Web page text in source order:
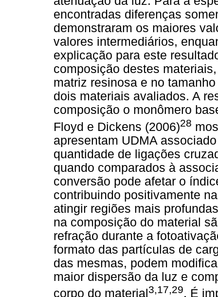
encontradas diferenças
demonstraram os maiores
valores intermediários,
explicação para este
composição destes
matriz resinosa e no
dois materiais avaliados. A
composição o monômero
Floyd e Dickens (2006)28
apresentam UDMA
quantidade de ligações
quando comparados à
conversão pode afetar o
contribuindo positivamente
atingir regiões mais
na composição do material
refração durante a
formato das partículas de
das mesmas, podem
maior dispersão da luz e
corpo do material3,17,29. É